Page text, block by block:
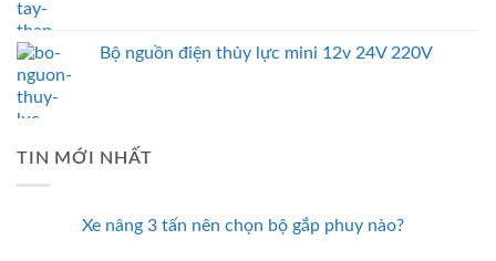
Bộ nguồn điện thủy lực mini 12v 24V 220V
TIN MỚI NHẤT
Xe nâng 3 tấn nên chọn bộ gắp phuy nào?